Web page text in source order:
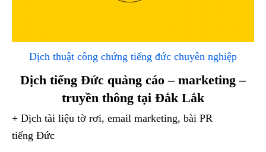
Dịch thuật công chứng tiếng đức chuyên nghiệp
Dịch tiếng Đức quảng cáo – marketing –
truyền thông tại Đắk Lắk
+ Dịch tài liệu tờ rơi, email marketing, bài PR
tiếng Đức